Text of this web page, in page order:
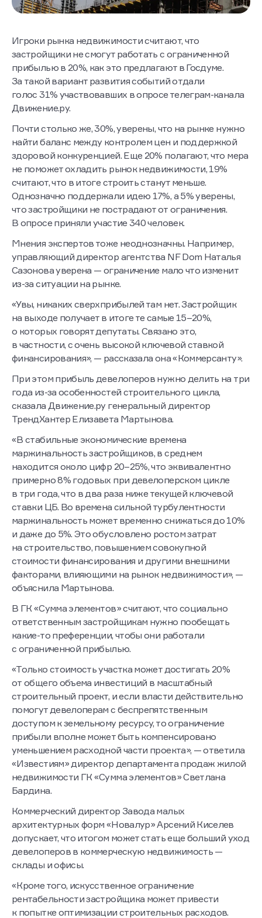
Игроки рынка недвижимости считают, что
застройщики не смогут работать с ограниченной
прибылью в 20%, как это предлагают в Госдуме.
За такой вариант развития событий отдали
голос 31% участвовавших в опросе телеграм-канала
Движение.ру.
Почти столько же, 30%, уверены, что на рынке нужно
найти баланс между контролем цен и поддержкой
здоровой конкуренцией. Еще 20% полагают, что мера
не поможет охладить рынок недвижимости, 19%
считают, что в итоге строить станут меньше.
Однозначно поддержали идею 17%, а 5% уверены,
что застройщики не пострадают от ограничения.
В опросе приняли участие 340 человек.
Мнения экспертов тоже неоднозначны. Например,
управляющий директор агентства NF Dom Наталья
Сазонова уверена — ограничение мало что изменит
из-за ситуации на рынке.
«Увы, никаких сверхприбылей там нет. Застройщик
на выходе получает в итоге те самые 15–20%,
о которых говорят депутаты. Связано это,
в частности, с очень высокой ключевой ставкой
финансирования», — рассказала она «Коммерсанту».
При этом прибыль девелоперов нужно делить на три
года из-за особенностей строительного цикла,
сказала Движение.ру генеральный директор
ТрендХантер Елизавета Мартынова.
«В стабильные экономические времена
маржинальность застройщиков, в среднем
находится около цифр 20–25%, что эквивалентно
примерно 8% годовых при девелоперском цикле
в три года, что в два раза ниже текущей ключевой
ставки ЦБ. Во времена сильной турбулентности
маржинальность может временно снижаться до 10%
и даже до 5%. Это обусловлено ростом затрат
на строительство, повышением совокупной
стоимости финансирования и другими внешними
факторами, влияющими на рынок недвижимости», —
объяснила Мартынова.
В ГК «Сумма элементов» считают, что социально
ответственным застройщикам нужно пообещать
какие-то преференции, чтобы они работали
с ограниченной прибылью.
«Только стоимость участка может достигать 20%
от общего объема инвестиций в масштабный
строительный проект, и если власти действительно
помогут девелоперам с беспрепятственным
доступом к земельному ресурсу, то ограничение
прибыли вполне может быть компенсировано
уменьшением расходной части проекта», — ответила
«Известиям» директор департамента продаж жилой
недвижимости ГК «Сумма элементов» Светлана
Бардина.
Коммерческий директор Завода малых
архитектурных форм «Новалур» Арсений Киселев
допускает, что итогом может стать еще больший уход
девелоперов в коммерческую недвижимость —
склады и офисы.
«Кроме того, искусственное ограничение
рентабельности застройщика может привести
к попытке оптимизации строительных расходов.